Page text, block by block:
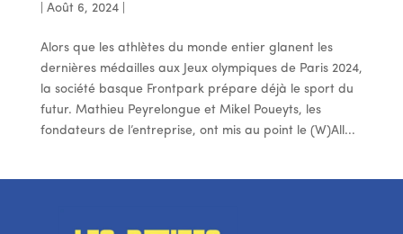
Août 6, 2024|
Alors que les athlètes du monde entier glanent les
dernières médailles aux Jeux olympiques de Paris 2024,
la société basque Frontpark prépare déjà le sport du
futur. Mathieu Peyrelongue et Mikel Poueyts, les
fondateurs de l’entreprise, ont mis au point le (W)All...